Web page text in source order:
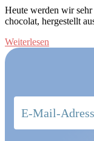
Heute werden wir
chocolat, hergestellt
Weiterlesen